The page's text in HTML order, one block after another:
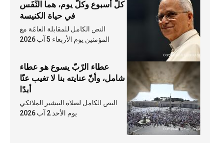
كلّ أسبوع وكلّ يوم، هما النَّفَس
في حياة الكنيسة
النص الكامل للمقابلة العامّة مع
المؤمنين يوم الأربعاء 5 آب 2026
عطاء الرّبّ يسوع هو عطاء
شامل، وأنّ عنايته بنا لا تغيب عنّا
أبدًا
النص الكامل لصلاة التبشير الملائكي
يوم الأحد 2 آب 2026